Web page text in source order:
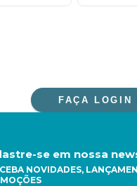
FAÇA LOGIN
se em nossa
NOVIDADES,